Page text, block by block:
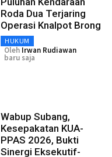
Roda Dua Terjaring
Operasi Knalpot Brong
HUKUM
Oleh Irwan Rudiawan
baru saja
Wabup Subang,
Kesepakatan KUA-
PPAS 2026, Bukti
Sinergi Eksekutif-